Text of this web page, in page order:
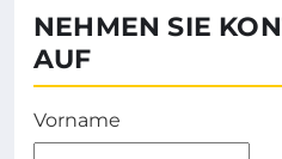
NEHMEN SIE
AUF
Vorname